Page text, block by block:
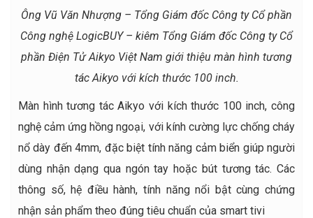
Ông Vũ Văn Nhượng – Tổng Giám đốc Công ty Cổ phần
Công nghệ LogicBUY – kiêm Tổng Giám đốc Công ty Cổ
phần Điện Tử Aikyo Việt Nam giới thiệu màn hình tương
tác Aikyo với kích thước 100 inch.
Màn hình tương tác Aikyo với kích thước 100 inch, công
nghệ cảm ứng hồng ngoại, với kính cường lực chống cháy
nổ dày đến 4mm, đặc biệt tính năng cảm biển giúp người
dùng nhận dạng qua ngón tay hoặc bút tương tác. Các
thông số, hệ điều hành, tính năng nổi bật cùng chứng
nhận sản phẩm theo đúng tiêu chuẩn của smart tivi